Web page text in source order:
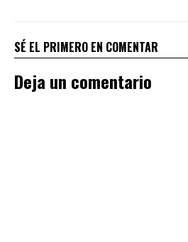
SÉ EL PRIMERO EN COMENTAR
Deja un comentario